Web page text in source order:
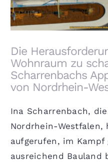
Die
Wohnraum zu
Scharrenbachs
von Nordrhein-
Ina Scharrenbach,
Nordrhein-
aufgerufen, im Kampf
ausreichend Bauland